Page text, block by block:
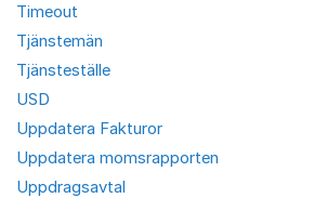
Timeout
Tjänstemän
Tjänsteställe
USD
Uppdatera Fakturor
Uppdatera momsrapporten
Uppdragsavtal